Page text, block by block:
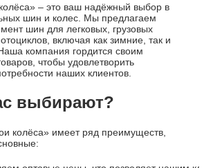
– это ваш надёжный выбор в
шин и колес. Мы предлагаем
шин для легковых, грузовых
включая как зимние, так и
компания гордится своим
чтобы удовлетворить
наших клиентов.
выбирают?
колёса» имеет ряд преимуществ,